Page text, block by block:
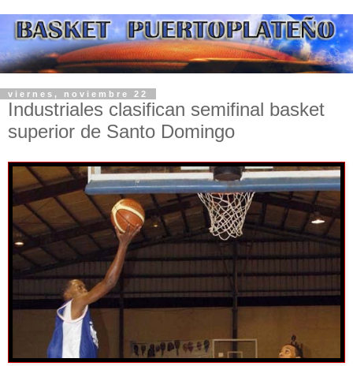
viernes, noviembre 22
Industriales clasifican semifinal basket
superior de Santo Domingo